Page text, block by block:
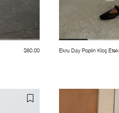
$60.00
Ekru Day Poplin Kloş Etek